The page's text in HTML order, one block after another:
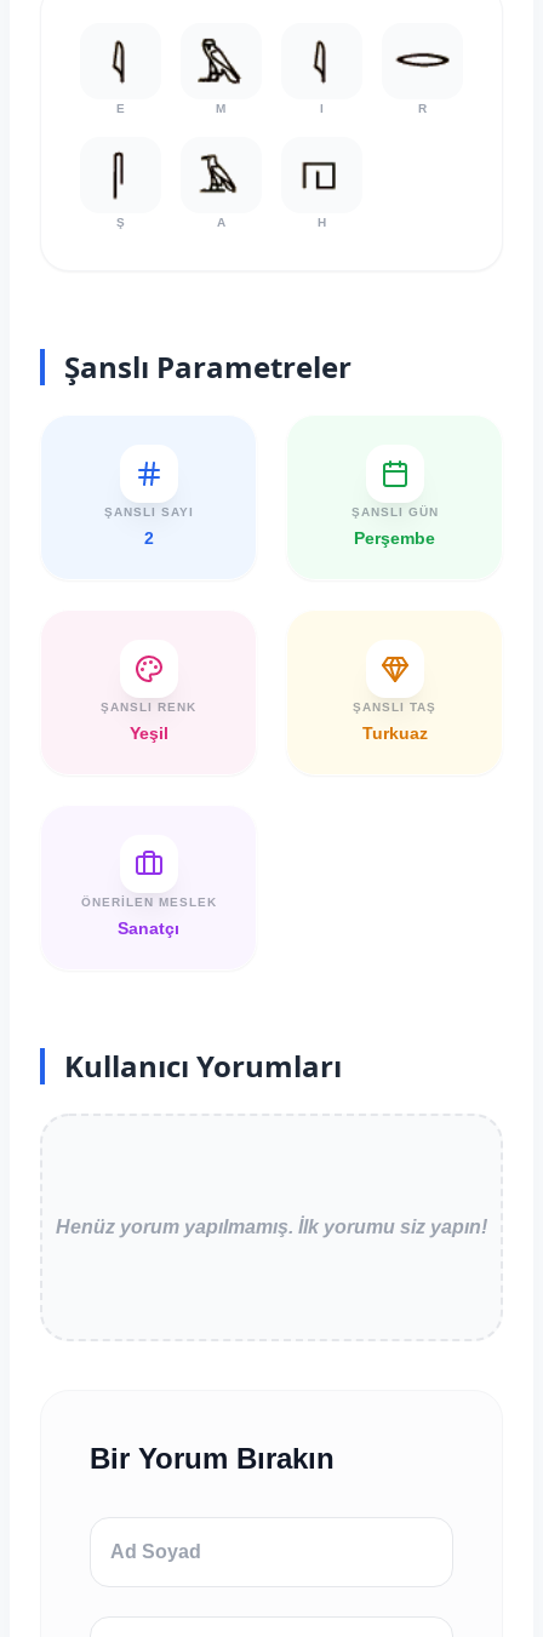
E M I R
Ş A H
Şanslı Parametreler
ŞANSLI SAYI
2
ŞANSLI GÜN
Perşembe
ŞANSLI RENK
Yeşil
ŞANSLI TAŞ
Turkuaz
ÖNERILEN MESLEK
Sanatçı
Kullanıcı Yorumları
Henüz yorum yapılmamış. İlk yorumu siz yapın!
Bir Yorum Bırakın